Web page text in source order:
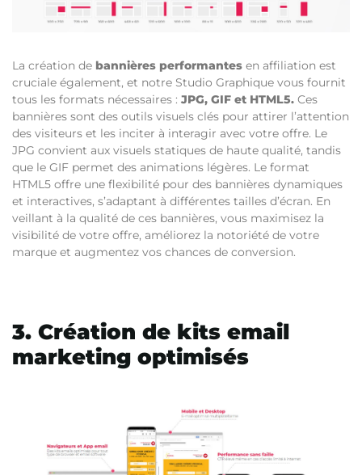
La création de bannières performantes en affiliation est
cruciale également, et notre Studio Graphique vous fournit
tous les formats nécessaires : JPG, GIF et HTML5. Ces
bannières sont des outils visuels clés pour attirer l’attention
des visiteurs et les inciter à interagir avec votre offre. Le
JPG convient aux visuels statiques de haute qualité, tandis
que le GIF permet des animations légères. Le format
HTML5 offre une flexibilité pour des bannières dynamiques
et interactives, s’adaptant à différentes tailles d’écran. En
veillant à la qualité de ces bannières, vous maximisez la
visibilité de votre offre, améliorez la notoriété de votre
marque et augmentez vos chances de conversion.
3. Création de kits email
marketing optimisés